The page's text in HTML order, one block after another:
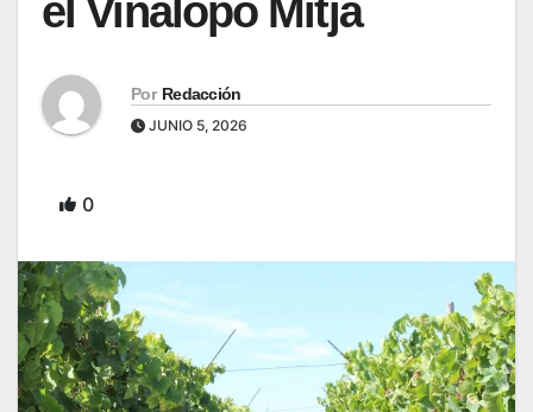
el Vinalopó Mitjà
Por Redacción
JUNIO 5, 2026
0